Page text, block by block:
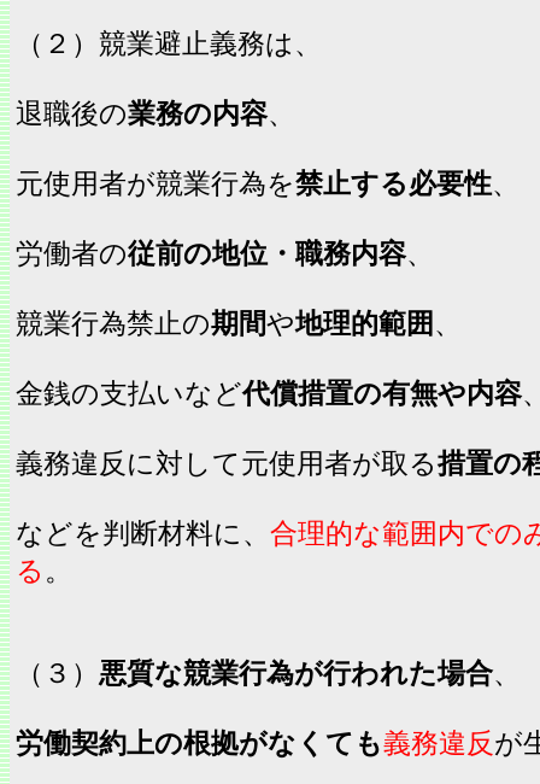
（２）競業避止義務は、
退職後の業務の内容、
元使用者が競業行為を禁止する必要性、
労働者の従前の地位・職務内容、
競業行為禁止の期間や地理的範囲 、
金銭の支払いなど代償措置の有無や内容
義務違反に対して元使用者が取る措置の
などを判断材料に、 合理的な範囲内での
る 。
（３） 悪質な競業行為が行われた場合、
労働契約上の根拠がなくても義務違反が